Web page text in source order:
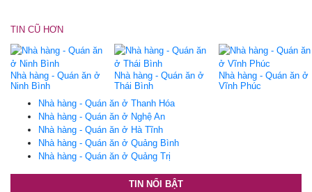
TIN CŨ HƠN
Nhà hàng - Quán ăn ở
Ninh Bình
Nhà hàng - Quán ăn ở
Thái Bình
Nhà hàng - Quán ăn ở
Vĩnh Phúc
Nhà hàng - Quán ăn ở Thanh Hóa
Nhà hàng - Quán ăn ở Nghệ An
Nhà hàng - Quán ăn ở Hà Tĩnh
Nhà hàng - Quán ăn ở Quảng Bình
Nhà hàng - Quán ăn ở Quảng Trị
TIN NỔI BẬT